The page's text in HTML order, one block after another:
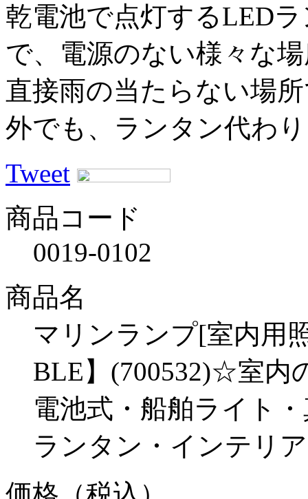
乾電池で点灯するLED
で、電源のない様々な
直接雨の当たらない場
外でも、ランタン代わ
Tweet
商品コード
0019-0102
商品名
マリンランプ[室内用
BLE】(700532)☆室内
電池式・船舶ライト
ランタン・インテリ